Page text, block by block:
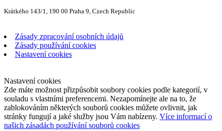
Krátkého 143/1, 190 00 Praha 9, Czech Republic
Zásady zpracování osobních údajů
Zásady používání cookies
Nastavení cookies
Nastavení cookies
Zde máte možnost přizpůsobit soubory cookies podle kategorií, v
souladu s vlastními preferencemi. Nezapomínejte ale na to, že
zablokováním některých souborů cookies můžete ovlivnit, jak
stránky fungují a jaké služby jsou Vám nabízeny. Více informací o
našich zásadách používání souborů cookies